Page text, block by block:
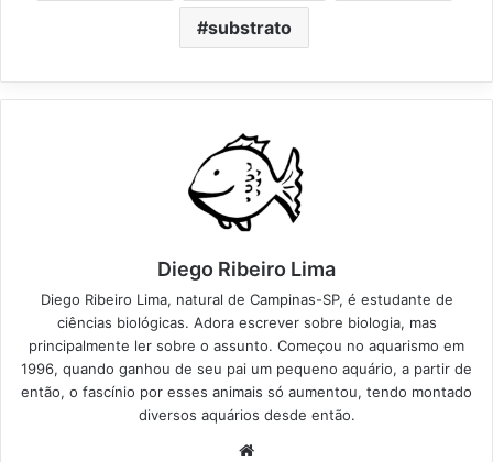
substrato
Diego Ribeiro Lima
Diego Ribeiro Lima, natural de Campinas-SP, é estudante de
ciências biológicas. Adora escrever sobre biologia, mas
principalmente ler sobre o assunto. Começou no aquarismo em
1996, quando ganhou de seu pai um pequeno aquário, a partir de
então, o fascínio por esses animais só aumentou, tendo montado
diversos aquários desde então.
Website